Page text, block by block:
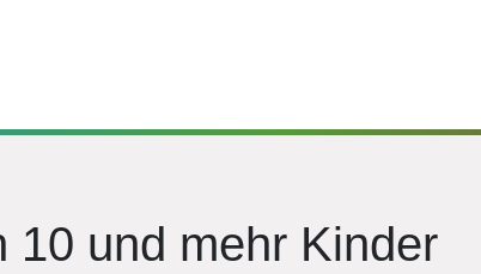
10 und mehr Kinder